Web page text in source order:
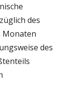
des
Monaten
des